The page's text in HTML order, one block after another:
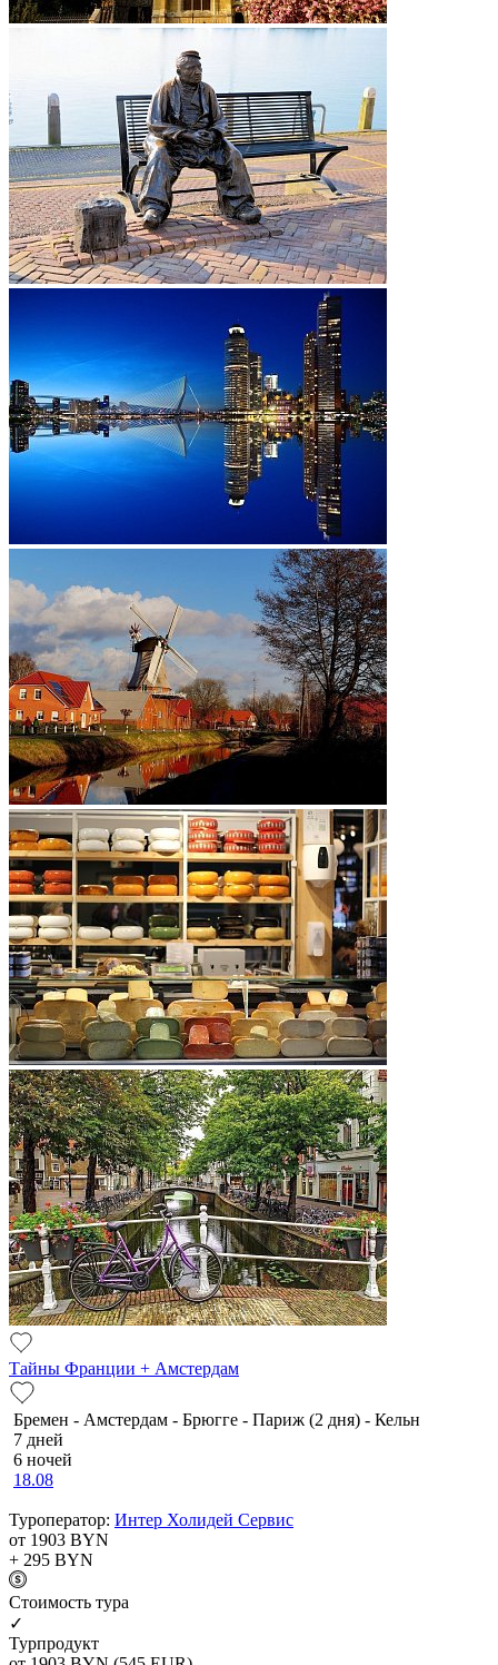
Тайны Франции + Амстердам
Бремен - Амстердам - Брюгге - Париж (2 дня) - Кельн
7 дней
6 ночей
18.08
Туроператор: Интер Холидей Сервис
от 1903 BYN
+ 295 BYN
Cтоимость тура
✓
Турпродукт